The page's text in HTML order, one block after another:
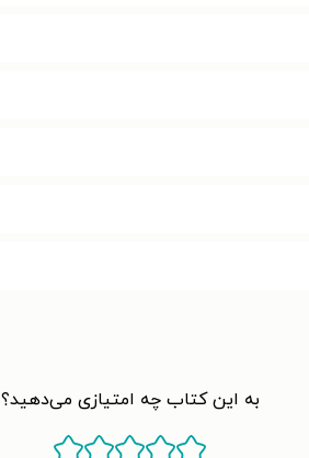
به این کتاب چه امتیازی می‌دهید؟